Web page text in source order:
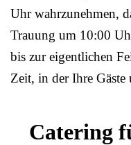
Uhr wahrzunehmen,
Trauung um 10:00
bis zur eigentlichen
Zeit, in der Ihre Gäste
Catering